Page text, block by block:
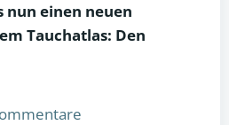
nun einen neuen
Tauchatlas: Den